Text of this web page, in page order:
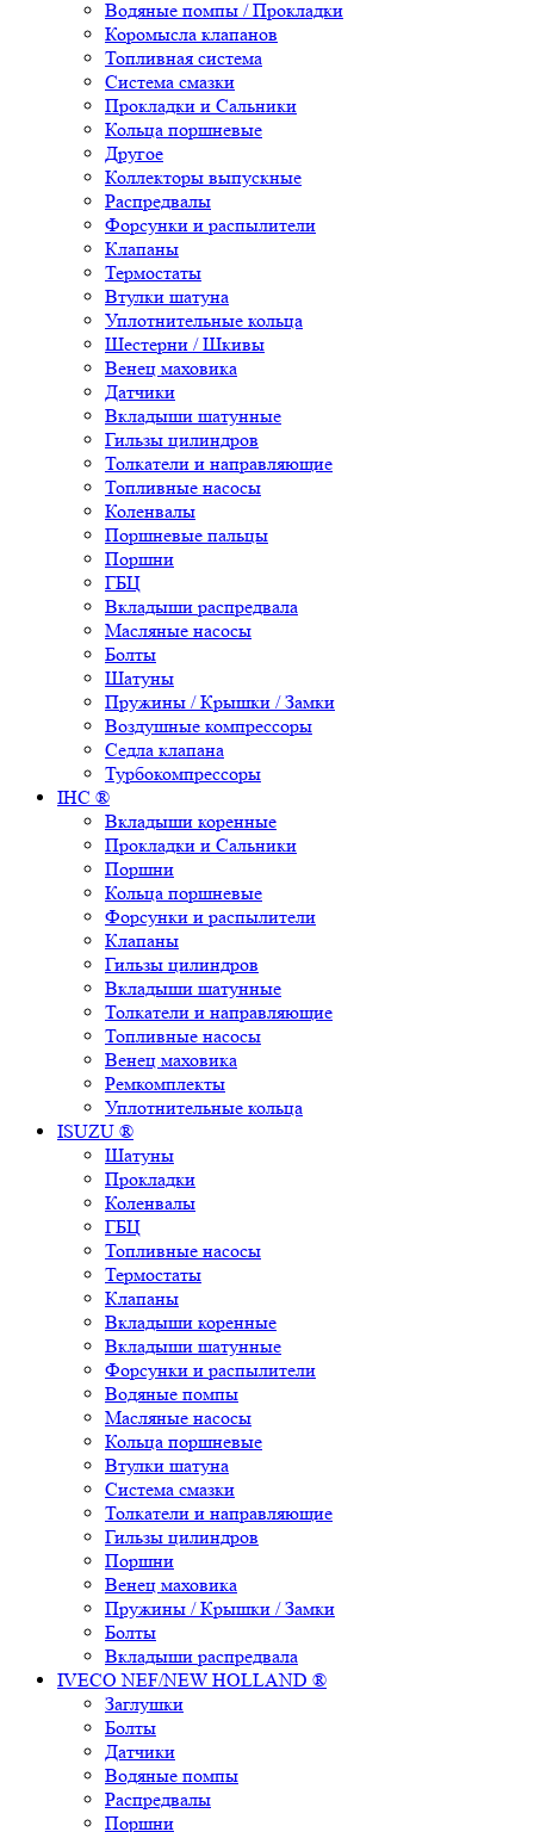
Водяные помпы / Прокладки
Коромысла клапанов
Топливная система
Система смазки
Прокладки и Сальники
Кольца поршневые
Другое
Коллекторы выпускные
Распредвалы
Форсунки и распылители
Клапаны
Термостаты
Втулки шатуна
Уплотнительные кольца
Шестерни / Шкивы
Венец маховика
Датчики
Вкладыши шатунные
Гильзы цилиндров
Толкатели и направляющие
Топливные насосы
Коленвалы
Поршневые пальцы
Поршни
ГБЦ
Вкладыши распредвала
Масляные насосы
Болты
Шатуны
Пружины / Крышки / Замки
Воздушные компрессоры
Седла клапана
Турбокомпрессоры
IHC ®
Вкладыши коренные
Прокладки и Сальники
Поршни
Кольца поршневые
Форсунки и распылители
Клапаны
Гильзы цилиндров
Вкладыши шатунные
Толкатели и направляющие
Топливные насосы
Венец маховика
Ремкомплекты
Уплотнительные кольца
ISUZU ®
Шатуны
Прокладки
Коленвалы
ГБЦ
Топливные насосы
Термостаты
Клапаны
Вкладыши коренные
Вкладыши шатунные
Форсунки и распылители
Водяные помпы
Масляные насосы
Кольца поршневые
Втулки шатуна
Система смазки
Толкатели и направляющие
Гильзы цилиндров
Поршни
Венец маховика
Пружины / Крышки / Замки
Болты
Вкладыши распредвала
IVECO NEF/NEW HOLLAND ®
Заглушки
Болты
Датчики
Водяные помпы
Распредвалы
Поршни